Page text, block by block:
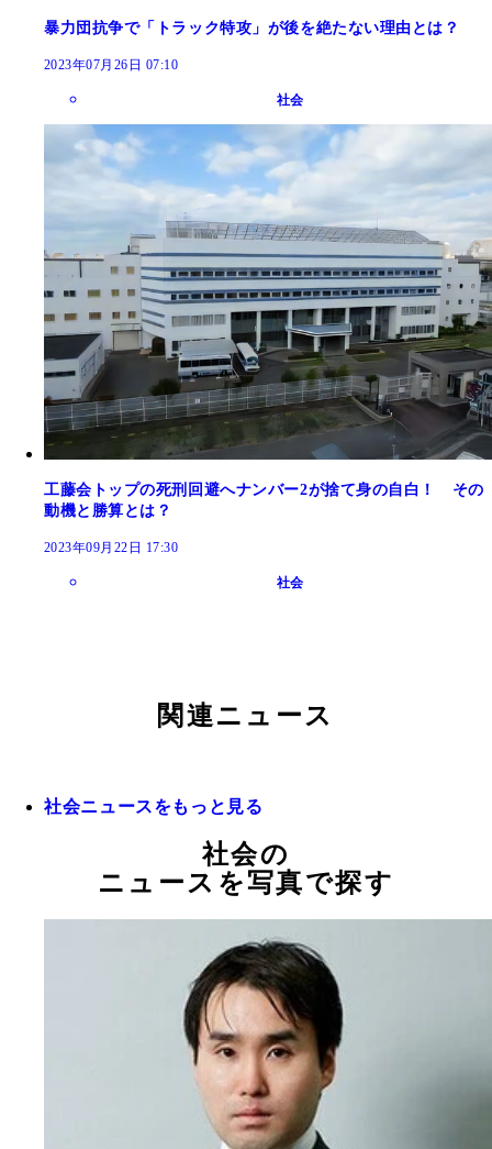
暴力団抗争で「トラック特攻」が後を絶たない理由とは？
2023年07月26日 07:10
社会
工藤会トップの死刑回避へナンバー2が捨て身の自白！ その
動機と勝算とは？
2023年09月22日 17:30
社会
関連ニュース
社会ニュースをもっと見る
社会の
ニュースを写真で探す